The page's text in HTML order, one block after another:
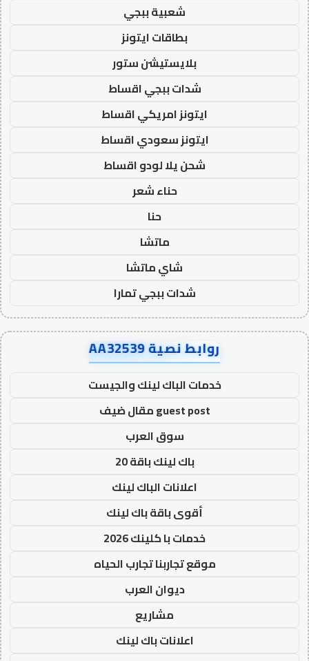
شعبية ببجي
بطاقات ايتونز
بلايستيشن ستور
شدات ببجي اقساط
ايتونز امريكي اقساط
ايتونز سعودي اقساط
شحن يلا لودو اقساط
حناء شعر
حنا
ماتشا
شاي ماتشا
شدات ببجي تمارا
روابط نصية AA32539
خدمات الباك لينك والجيست
guest post مقال ضيف
سوق العرب
باك لينك باقة 20
اعلانات الباك لينك
أقوى باقة باك لينك
خدمات با كلينك 2026
موقع تجاربنا تجارب الحياه
ديوان العرب
مشاريع
اعلانات باك لينك